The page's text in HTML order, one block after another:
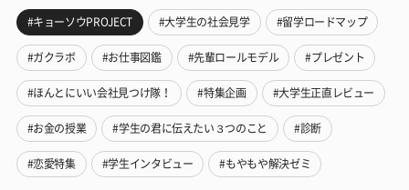
#キョーソウPROJECT #大学生の社会見学 #留学ロードマップ
#ガクラボ #お仕事図鑑 #先輩ロールモデル #プレゼント
#ほんとにいい会社見つけ隊！ #特集企画 #大学生正直レビュー
#お金の授業 #学生の君に伝えたい３つのこと #診断
#恋愛特集 #学生インタビュー #もやもや解決ゼミ